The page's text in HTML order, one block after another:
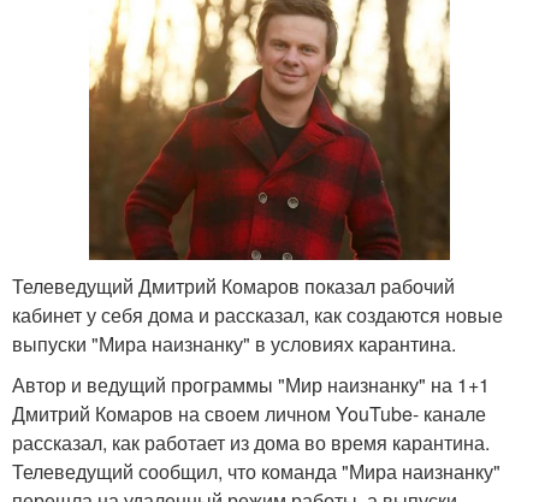
Телеведущий Дмитрий Комаров показал рабочий
кабинет у себя дома и рассказал, как создаются новые
выпуски "Мира наизнанку" в условиях карантина.
Автор и ведущий программы "Мир наизнанку" на 1+1
Дмитрий Комаров на своем личном YouTube- канале
рассказал, как работает из дома во время карантина.
Телеведущий сообщил, что команда "Мира наизнанку"